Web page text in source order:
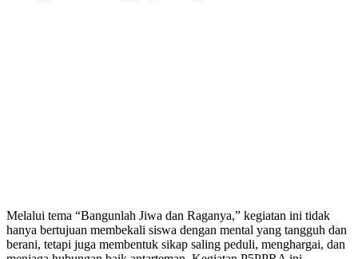
Melalui tema “Bangunlah Jiwa dan Raganya,” kegiatan ini tidak
hanya bertujuan membekali siswa dengan mental yang tangguh dan
berani, tetapi juga membentuk sikap saling peduli, menghargai, dan